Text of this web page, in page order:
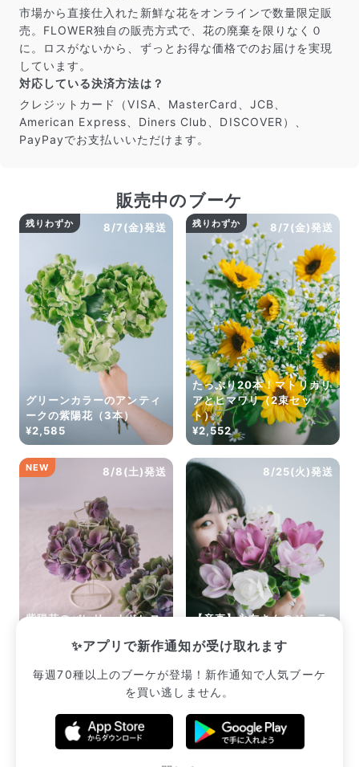
市場から直接仕入れた新鮮な花をオンラインで数量限定販
売。FLOWER独自の販売方式で、花の廃棄を限りなく０
に。ロスがないから、ずっとお得な価格でのお届けを実現
しています。
対応している決済方法は？
クレジットカード（VISA、MasterCard、JCB、
American Express、Diners Club、DISCOVER）、
PayPayでお支払いいただけます。
✨アプリで新作通知が受け取れます
毎週70種以上のブーケが登場！新作通知で人気ブーケ
を買い逃しません。
販売中のブーケ
8/7(金)発送
残りわずか
グリーンカラーのアンティ
ークの紫陽花（3本）
¥2,585
8/7(金)発送
残りわずか
たっぷり20本！マトリカリ
アとヒマワリ（2束セッ
ト）
¥2,552
8/8(土)発送
NEW
紫陽花のバレリーナドレス
8/25(火)発送
【産直】永友さんのジェラ
¥3,080
販売中のブーケ一覧へ